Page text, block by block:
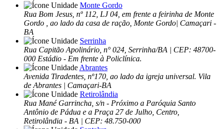
Monte Gordo
Rua Bom Jesus, nº 112, LJ 04, em frente a feirinha de Monte
Gordo , ao lado da casa de ração, Monte Gordo| Camaçari -
BA
Serrinha
Rua Capitão Apolinário, n° 024, Serrinha/BA | CEP: 48700-
000 Estádio - Em frente à Policlínica.
Abrantes
Avenida Tiradentes, nº170, ao lado da igreja universal. Vila
de Abrantes | Camaçari-BA
Retirolândia
Rua Mané Garrincha, s/n - Próximo a Paróquia Santo
Antônio de Pádua e a Praça 27 de Julho, Centro,
Retirolândia - BA | CEP: 48.750-000